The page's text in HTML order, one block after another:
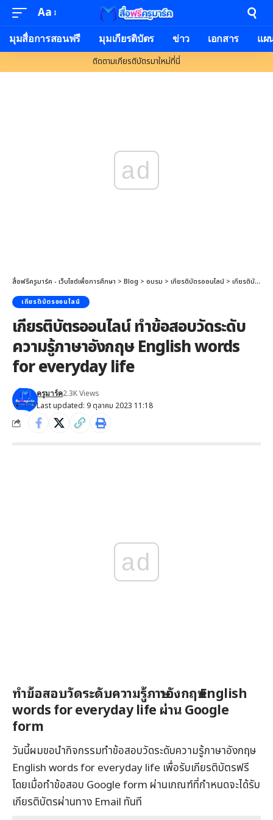
Aa
มุมสื่อการสอนฟรี มุมเกียรติบัตร ข่าว เอกสาร แผ
ติดตามเกียรติบัตรมาใหม่ที่นี่
ad
สื่อฟรีครูมาร์ค - เว็บไซต์เพื่อการศึกษา > Blog > อบรม > เกียรติบัตรออนไลน์ > เกียรติบัตรออนไลน์ ทำข้อสอบวัดระดับความรู้ภาษาอังกฤษ English words for everyday life
เกียรติบัตรออนไลน์
เกียรติบัตรออนไลน์ ทำข้อสอบวัดระดับ
ความรู้ภาษาอังกฤษ English words
for everyday life
Last updated: 9 ตุลาคม 2023 11:18
ครูมาร์ค2.3K Views
ad
ทำข้อสอบวัดระดับความรู้ภาษาอังกฤษ English
words for everyday life ผ่าน Google
form
วันนี้ผมขอนำกิจกรรมทำข้อสอบวัดระดับความรู้ภาษาอังกฤษ
English words for everyday life เพื่อรับเกียรติบัตรฟรี
โดยเมื่อทำข้อสอบ Google form ผ่านเกณฑ์ที่กำหนดจะได้รับ
เกียรติบัตรผ่านทาง Email ทันที